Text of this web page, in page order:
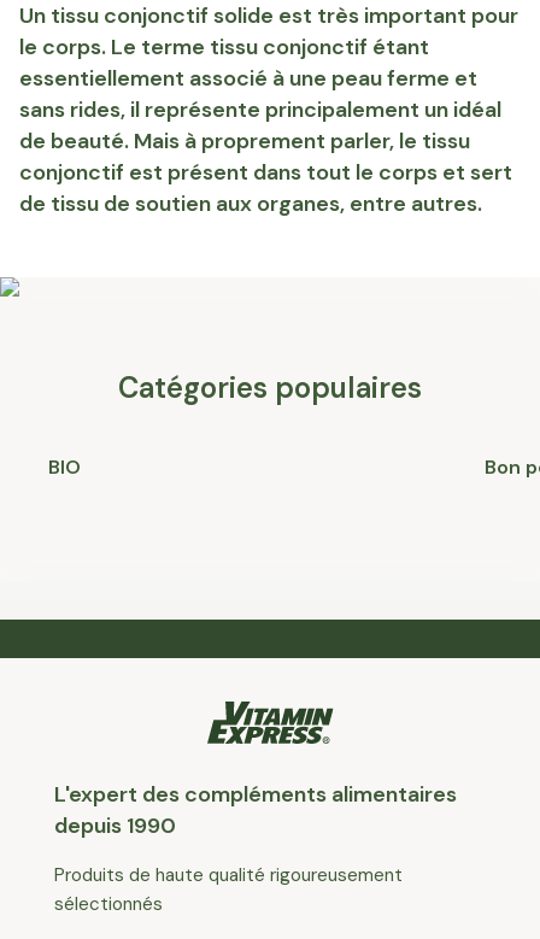
Un tissu conjonctif solide est très important pour
le corps. Le terme tissu conjonctif étant
essentiellement associé à une peau ferme et
sans rides, il représente principalement un idéal
de beauté. Mais à proprement parler, le tissu
conjonctif est présent dans tout le corps et sert
de tissu de soutien aux organes, entre autres.
Catégories populaires
BIO Bon
L'expert des compléments alimentaires
depuis 1990
Produits de haute qualité rigoureusement
sélectionnés